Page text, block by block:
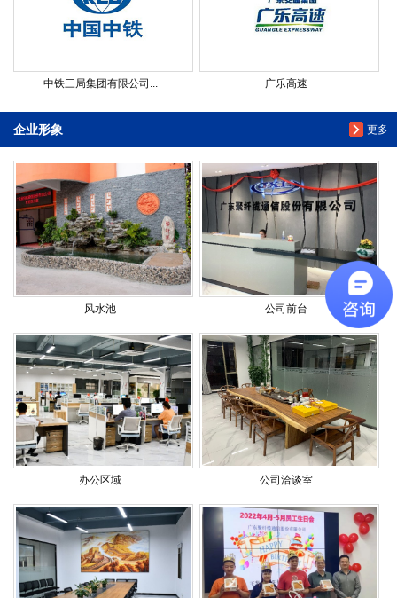
中铁三局集团有限公司... 广乐高速
更多
企业形象
风水池 公司前台
办公区域 公司洽谈室